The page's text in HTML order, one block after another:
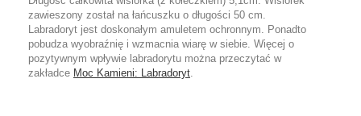
zawieszony został na łańcuszku o długości 50 cm.
Labradoryt jest doskonałym amuletem ochronnym. Ponadto
pobudza wyobraźnię i wzmacnia wiarę w siebie. Więcej o
pozytywnym wpływie labradorytu można przeczytać w
zakładce Moc Kamieni: Labradoryt.